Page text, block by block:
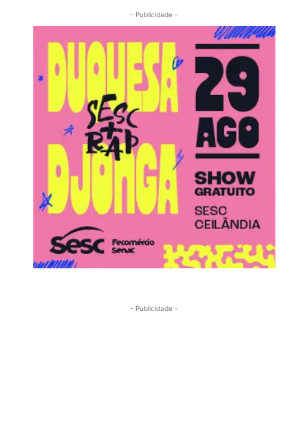
- Publicidade -
- Publicidade -